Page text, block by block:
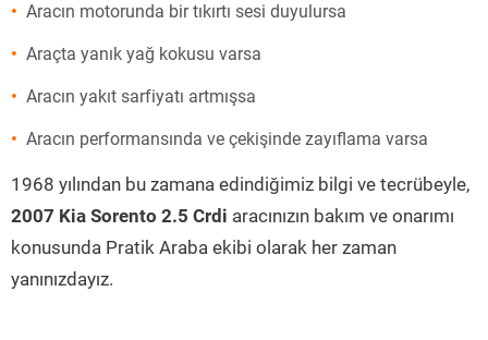
Aracın motorunda bir tıkırtı sesi duyulursa
Araçta yanık yağ kokusu varsa
Aracın yakıt sarfiyatı artmışsa
Aracın performansında ve çekişinde zayıflama varsa
1968 yılından bu zamana edindiğimiz bilgi ve tecrübeyle,
2007 Kia Sorento 2.5 Crdi aracınızın bakım ve onarımı
konusunda Pratik Araba ekibi olarak her zaman
yanınızdayız.